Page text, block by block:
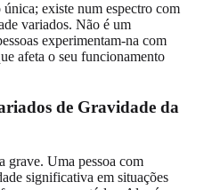
existe num espectro com
variados. Não é um
experimentam-na com
afeta o seu funcionamento
de Gravidade da
grave. Uma pessoa com
significativa em situações